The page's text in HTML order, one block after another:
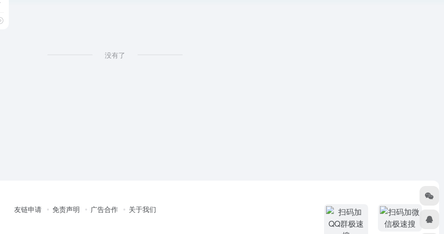
没有了
友链申请 免责声明 广告合作 关于我们